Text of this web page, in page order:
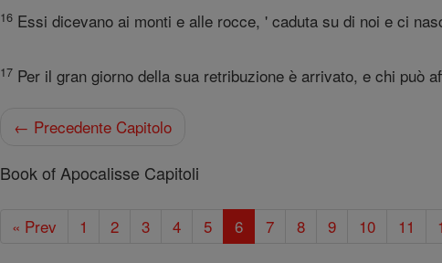
16 Essi dicevano ai monti e alle rocce, ' caduta su di noi e ci
17 Per il gran giorno della sua retribuzione è arrivato, e chi può
← Precedente Capitolo
Book of Apocalisse Capitoli
« Prev 1 2 3 4 5 6 7 8 9 10 11